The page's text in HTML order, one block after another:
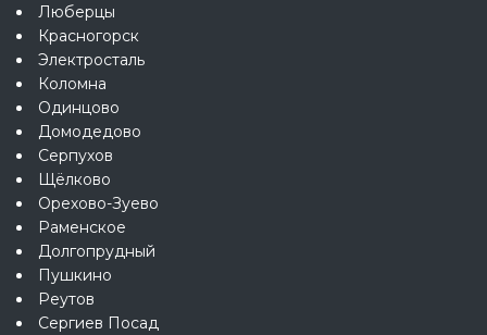
Люберцы
Красногорск
Электросталь
Коломна
Одинцово
Домодедово
Серпухов
Щёлково
Орехово-Зуево
Раменское
Долгопрудный
Пушкино
Реутов
Сергиев Посад